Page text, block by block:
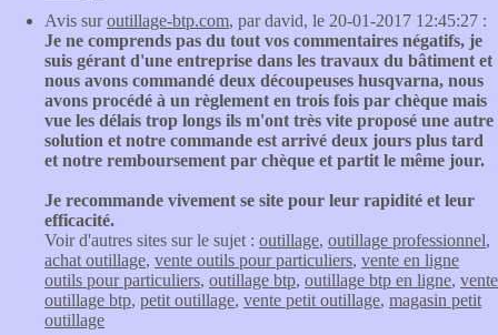
Avis suroutillage-btp.com, par david, le 20-01-2017 12:45:27 :
Je ne comprends pas du tout vos commentaires négatifs, je
suis gérant d'une entreprise dans les travaux du bâtiment et
nous avons commandé deux découpeuses husqvarna, nous
avons procédé à un règlement en trois fois par chèque mais
vue les délais trop longs ils m'ont très vite proposé une autre
solution et notre commande est arrivé deux jours plus tard
et notre remboursement par chèque et partit le même jour.
Je recommande vivement se site pour leur rapidité et leur
efficacité.
Voir d'autres sites sur le sujet : outillage, outillage professionnel,
achat outillage, vente outils pour particuliers, vente en ligne
outils pour particuliers, outillage btp, outillage btp en ligne, vente
outillage btp, petit outillage, vente petit outillage, magasin petit
outillage